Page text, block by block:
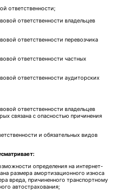
ответственности;
ответственности владельцев
ответственности перевозчика
ответственности частных
ответственности аудиторских
ответственности владельцев
связана с опасностью причинения
и обязательных видов
определения на интернет-
размера амортизационного износа
вреда, причиненного транспортному
автострахования;